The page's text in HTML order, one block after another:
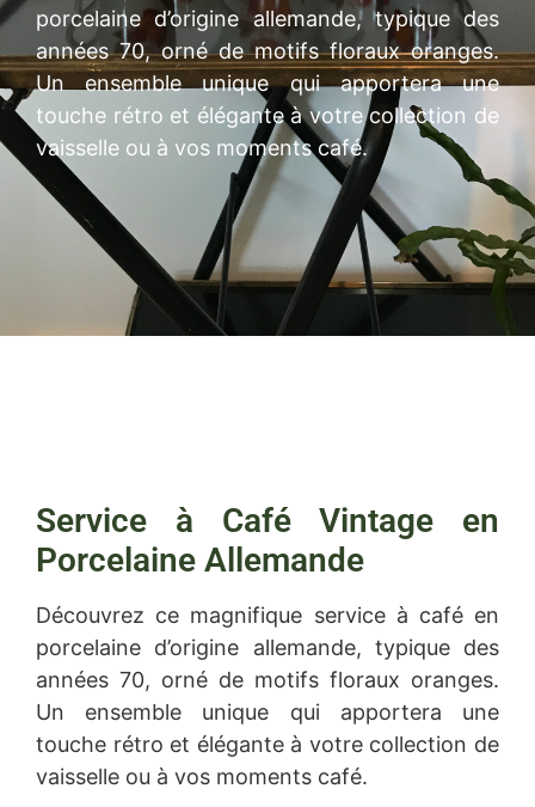
porcelaine d’origine allemande, typique des
années 70, orné de motifs floraux oranges.
Un ensemble unique qui apportera une
touche rétro et élégante à votre collection de
vaisselle ou à vos moments café.
Service à Café Vintage en
Porcelaine Allemande
Découvrez ce magnifique service à café en
porcelaine d’origine allemande, typique des
années 70, orné de motifs floraux oranges.
Un ensemble unique qui apportera une
touche rétro et élégante à votre collection de
vaisselle ou à vos moments café.